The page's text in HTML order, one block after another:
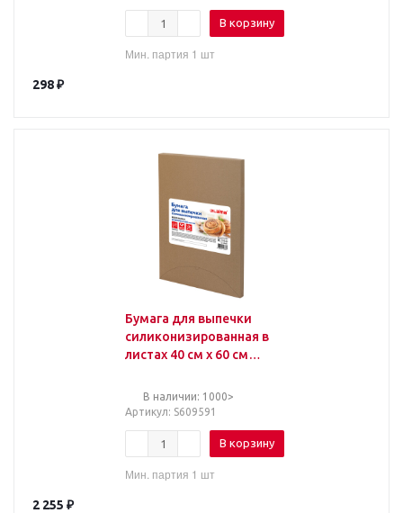
В корзину
Мин. партия 1 шт
298₽
Бумага для выпечки
силиконизированная в
листах 40 см x 60 см
цвет белый, LAIMA, CH,
609591
В наличии: 1000>
Артикул: S609591
В корзину
Мин. партия 1 шт
2 255 ₽